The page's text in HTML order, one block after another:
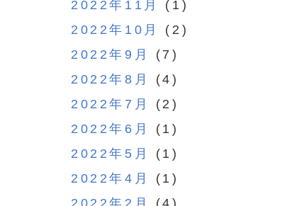
2022年11月
(1)
2022年10月
(2)
2022年9月
(7)
2022年8月
(4)
2022年7月
(2)
2022年6月
(1)
2022年5月
(1)
2022年4月
(1)
2022年2月
(4)